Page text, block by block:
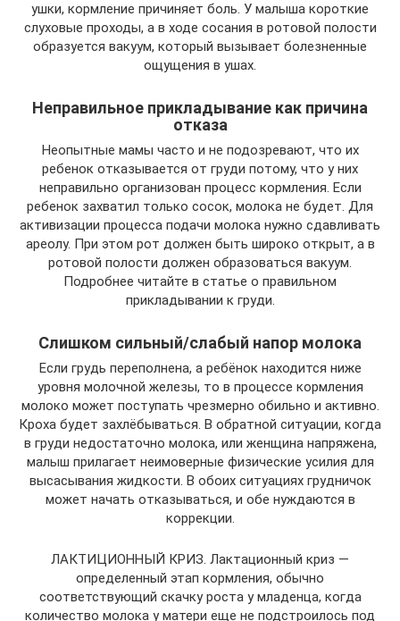
ушки, кормление причиняет боль. У малыша короткие
слуховые проходы, а в ходе сосания в ротовой полости
образуется вакуум, который вызывает болезненные
ощущения в ушах.
Неправильное прикладывание как причина
отказа
Неопытные мамы часто и не подозревают, что их
ребенок отказывается от груди потому, что у них
неправильно организован процесс кормления. Если
ребенок захватил только сосок, молока не будет. Для
активизации процесса подачи молока нужно сдавливать
ареолу. При этом рот должен быть широко открыт, а в
ротовой полости должен образоваться вакуум.
Подробнее читайте в статье о правильном
прикладывании к груди.
Слишком сильный/слабый напор молока
Если грудь переполнена, а ребёнок находится ниже
уровня молочной железы, то в процессе кормления
молоко может поступать чрезмерно обильно и активно.
Кроха будет захлёбываться. В обратной ситуации, когда
в груди недостаточно молока, или женщина напряжена,
малыш прилагает неимоверные физические усилия для
высасывания жидкости. В обоих ситуациях грудничок
может начать отказываться, и обе нуждаются в
коррекции.
ЛАКТИЦИОННЫЙ КРИЗ. Лактационный криз —
определенный этап кормления, обычно
соответствующий скачку роста у младенца, когда
количество молока у матери еще не подстроилось под